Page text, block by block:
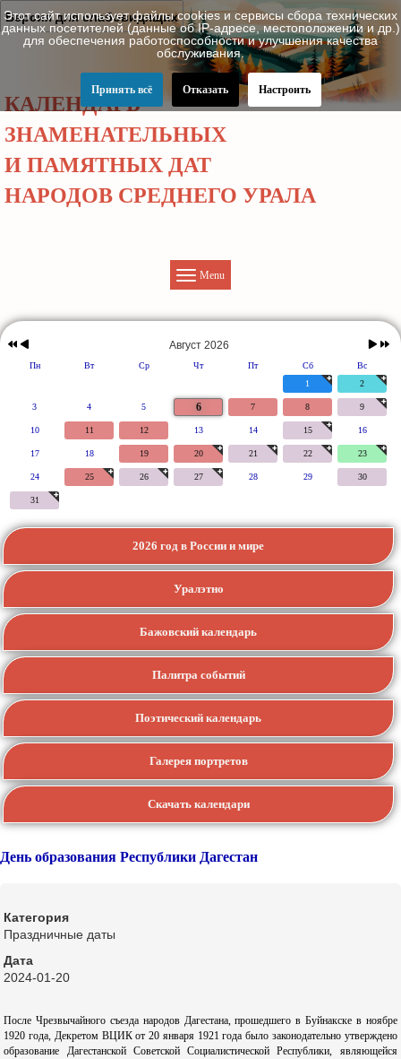
Версия для слабовидящих
КАЛЕНДАРЬ
ЗНАМЕНАТЕЛЬНЫХ
И ПАМЯТНЫХ ДАТ
НАРОДОВ СРЕДНЕГО УРАЛА
Menu
Предыдущий
год
Предыдущий
месяц
год
месяц
Август 2026
Пн Вт Ср Чт Пт Сб
Вс
1
2
3 4 5 6 7 8 9
10 11 12 13 14 15 16
17 18 19 20 21 22 23
24 25 26 27 28 29 30
31
2026 год в России и мире
Уралэтно
Бажовский календарь
Палитра событий
Поэтический календарь
Галерея портретов
Скачать календари
День образования Республики Дагестан
Категория
Праздничные даты
Дата
2024-01-20
После Чрезвычайного съезда народов Дагестана, прошедшего в Буйнакске в ноябре
1920 года, Декретом ВЦИК от 20 января 1921 года было законодательно утверждено
образование Дагестанской Советской Социалистической Республики, являющейся
Этот сайт использует файлы cookies и сервисы сбора технических
данных посетителей (данные об IP-адресе, местоположении и др.)
для обеспечения работоспособности и улучшения качества
обслуживания.
Принять всё Отказать Настроить